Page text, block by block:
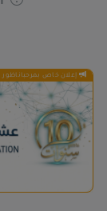
إعلان خاص بمرحباناظور